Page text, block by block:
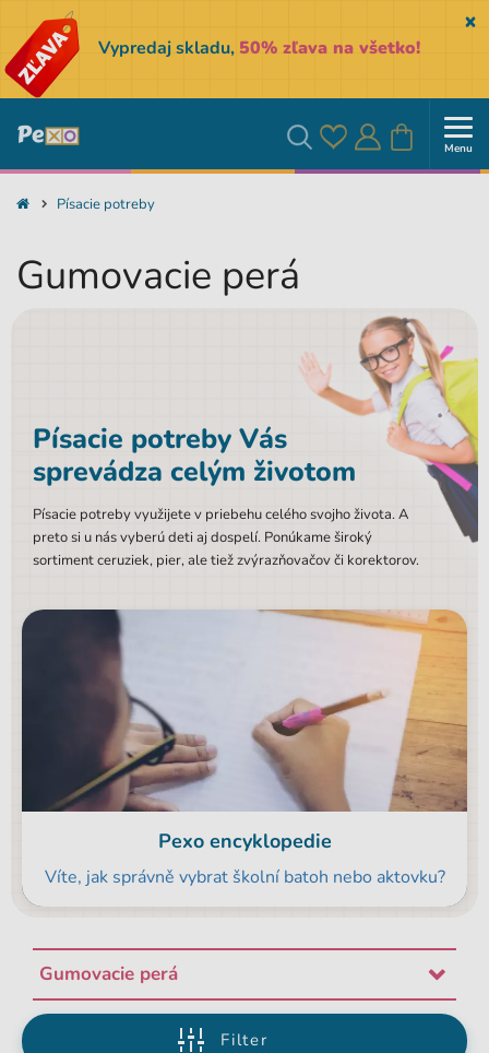
Vypredaj skladu, 50% zľava na všetko!
Vyhľadávanie
Obľúbené
Prihlásiť
Košík Menu
Písacie potreby
Gumovacie perá
Písacie potreby Vás
sprevádza celým životom
Písacie potreby využijete v priebehu celého svojho života. A
preto si u nás vyberú deti aj dospelí. Ponúkame široký
sortiment ceruziek, pier, ale tiež zvýrazňovačov či korektorov.
Pexo encyklopedie
Víte, jak správně vybrat školní batoh nebo aktovku?
Gumovacie perá
Filter